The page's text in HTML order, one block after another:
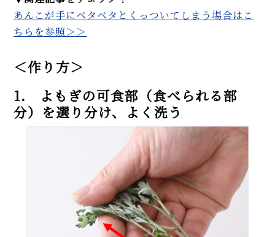
あんこが手にベタベタとくっついてしまう場合はこ
ちらを参照＞＞
＜作り方＞
1. よもぎの可食部（食べられる部
分）を選り分け、よく洗う